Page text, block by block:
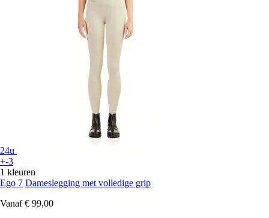
24u
+-3
1 kleuren
Ego 7 Dameslegging met volledige grip
Vanaf € 99,00